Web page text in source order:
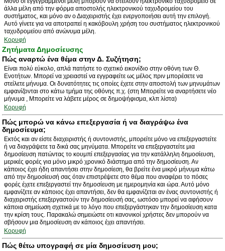
άλλα μέλη από την φόρμα αποστολής ηλεκτρονικού ταχυδρομείου του
συστήματος, και μόνο αν ο Διαχειριστής έχει ενεργοποιήσει αυτή την επιλογή.
Αυτό γίνετε για να αποτραπεί η κακόβουλη χρήση του συστήματος ηλεκτρονικού
ταχυδρομείου από ανώνυμα μέλη.
Κορυφή
Ζητήματα Δημοσίευσης
Πώς αναρτώ ένα θέμα στην Δ. Συζήτηση;
Είναι πολύ εύκολο, απλά πατήστε το σχετικό εικονίδιο στην οθόνη των Θ.
Ενοτήτων. Μπορεί να χρειαστεί να εγγραφείτε ως μέλος πριν μπορέσετε να
στείλετε μήνυμα. Οι δυνατότητες τις οποίες έχετε στην αποστολή των μηνυμάτων
εμφανίζονται στο κάτω τμήμα της οθόνης π.χ. (στη Μπορείτε να αναρτήσετε νέο
μήνυμα , Μπορείτε να λάβετε μέρος σε δημοψήφισμα, κλπ λίστα)
Κορυφή
Πώς μπορώ να κάνω επεξεργασία ή να διαγράψω ένα
δημοσίευμα;
Εκτός και αν είστε διαχειριστής ή συντονιστής, μπορείτε μόνο να επεξεργαστείτε
ή να διαγράψετε τα δικά σας μηνύματα. Μπορείτε να επεξεργαστείτε μια
δημοσίευση πατώντας το κουμπί επεξεργασίας για την κατάλληλη δημοσίευση,
μερικές φορές για μόνο μικρό χρονικό διάστημα από την δημοσίευση. Αν
κάποιος έχει ήδη απαντήσει στην δημοσίεση, θα βρείτε ένα μικρό μήνυμα κάτω
από την δημοσίευσή σας όταν επιστρέψετε στο θέμα που αναφέρει το πόσες
φορές έχετε επεξεργαστεί την δημοσίευση με ημερομηνία και ώρα. Αυτό μόνο
εμφανίζετε αν κάποιος έχει απαντήσει, δεν θα εμφανίζεται αν ένας συντονιστής ή
διαχειριστής επεξεργαστούν την δημοσίευσή σας, ωστόσο μπορεί να αφήσουν
κάποια σημείωση σχετικά με το λόγο που επεξεργάστηκαν την δημοσίευση κατα
την κρίση τους. Παρακαλώ σημειώστε οτι κανονικοί χρήστες δεν μπορούν να
σβήσουν μια δημοσίευση αν κάποιος έχει απαντήσει.
Κορυφή
Πώς θέτω υπογραφή σε μία δημοσίευση μου;